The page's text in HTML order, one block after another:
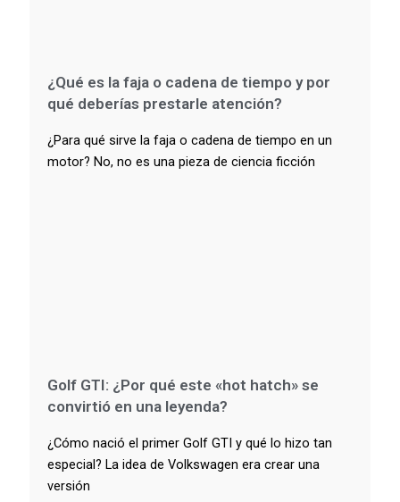
¿Qué es la faja o cadena de tiempo y por
qué deberías prestarle atención?
¿Para qué sirve la faja o cadena de tiempo en un
motor? No, no es una pieza de ciencia ficción
Golf GTI: ¿Por qué este «hot hatch» se
convirtió en una leyenda?
¿Cómo nació el primer Golf GTI y qué lo hizo tan
especial? La idea de Volkswagen era crear una
versión